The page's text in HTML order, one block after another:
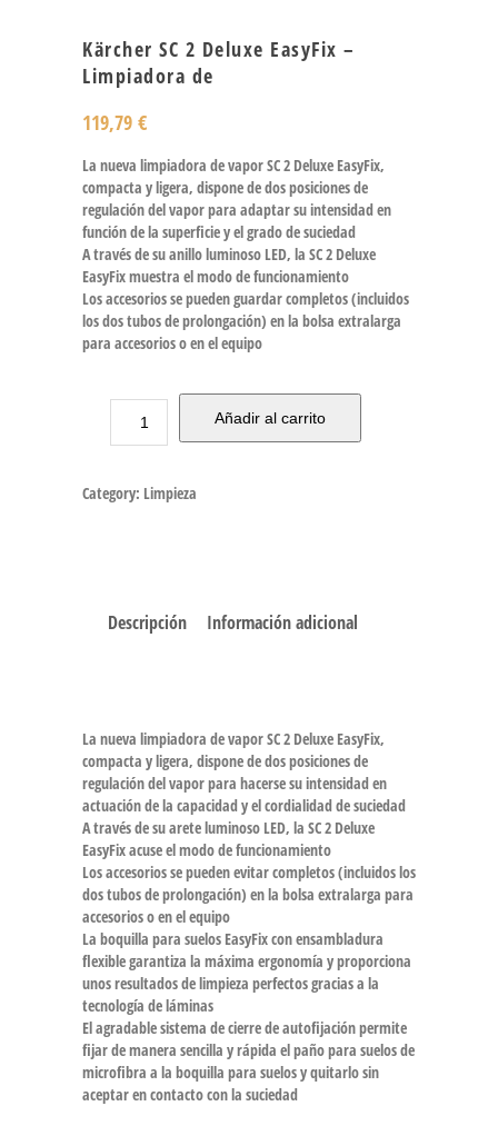
Kärcher SC 2 Deluxe EasyFix –
Limpiadora de
119,79 €
La nueva limpiadora de vapor SC 2 Deluxe EasyFix,
compacta y ligera, dispone de dos posiciones de
regulación del vapor para adaptar su intensidad en
función de la superficie y el grado de suciedad
A través de su anillo luminoso LED, la SC 2 Deluxe
EasyFix muestra el modo de funcionamiento
Los accesorios se pueden guardar completos (incluidos
los dos tubos de prolongación) en la bolsa extralarga
para accesorios o en el equipo
Añadir al carrito
Category: Limpieza
Descripción Información adicional
La nueva limpiadora de vapor SC 2 Deluxe EasyFix,
compacta y ligera, dispone de dos posiciones de
regulación del vapor para hacerse su intensidad en
actuación de la capacidad y el cordialidad de suciedad
A través de su arete luminoso LED, la SC 2 Deluxe
EasyFix acuse el modo de funcionamiento
Los accesorios se pueden evitar completos (incluidos los
dos tubos de prolongación) en la bolsa extralarga para
accesorios o en el equipo
La boquilla para suelos EasyFix con ensambladura
flexible garantiza la máxima ergonomía y proporciona
unos resultados de limpieza perfectos gracias a la
tecnología de láminas
El agradable sistema de cierre de autofijación permite
fijar de manera sencilla y rápida el paño para suelos de
microfibra a la boquilla para suelos y quitarlo sin
aceptar en contacto con la suciedad